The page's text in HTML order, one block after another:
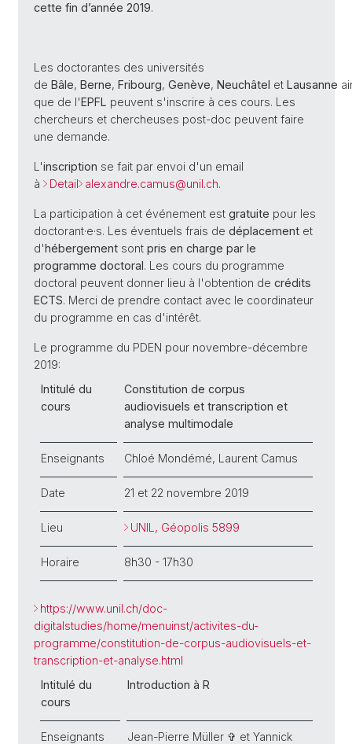
cette fin d’année 2019.
Les doctorantes des universités
de Bâle, Berne, Fribourg, Genève, Neuchâtel et Lausanne
que de l'EPFL peuvent s'inscrire à ces cours. Les
chercheurs et chercheuses post-doc peuvent faire
une demande.
L'inscription se fait par envoi d'un email
à
Detail alexandre.camus@unil.ch.
La participation à cet événement est gratuite pour les
doctorant·e·s. Les éventuels frais de déplacement et
d'hébergement sont pris en charge par le
programme doctoral. Les cours du programme
doctoral peuvent donner lieu à l'obtention de crédits
ECTS. Merci de prendre contact avec le coordinateur
du programme en cas d'intérêt.
Le programme du PDEN pour novembre-décembre
2019:
Intitulé du
cours
Constitution de corpus
audiovisuels et transcription et
analyse multimodale
Enseignants Chloé Mondémé, Laurent Camus
Date 21 et 22 novembre 2019
Lieu UNIL, Géopolis 5899
Horaire 8h30 - 17h30
https://www.unil.ch/doc-
digitalstudies/home/menuinst/activites-du-
programme/constitution-de-corpus-audiovisuels-et-
transcription-et-analyse.html
Intitulé du
cours
Introduction à R
Enseignants
Jean-Pierre Müller ✞ et Yannick